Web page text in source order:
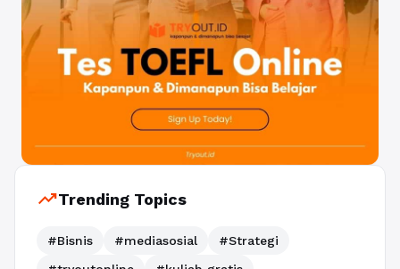
trending_upTrending Topics
#Bisnis #mediasosial
#Strategi